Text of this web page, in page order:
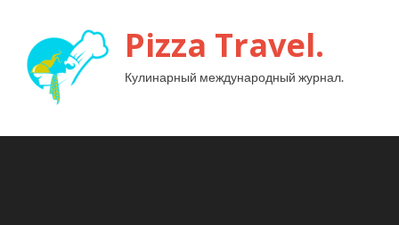
Pizza Travel.
Кулинарный международный журнал.